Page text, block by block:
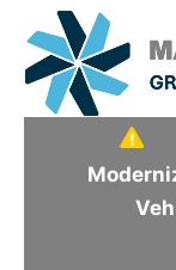
Saltar
al
contenido
Aeropuerto
Internacional